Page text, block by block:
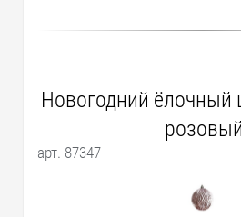
Новогодний ёлочный
розовый
арт. 87347